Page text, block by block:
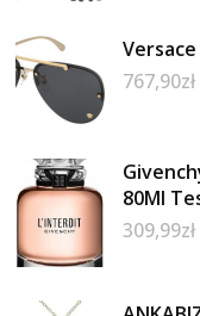
Versace
767,90zł
80Ml
309,99zł